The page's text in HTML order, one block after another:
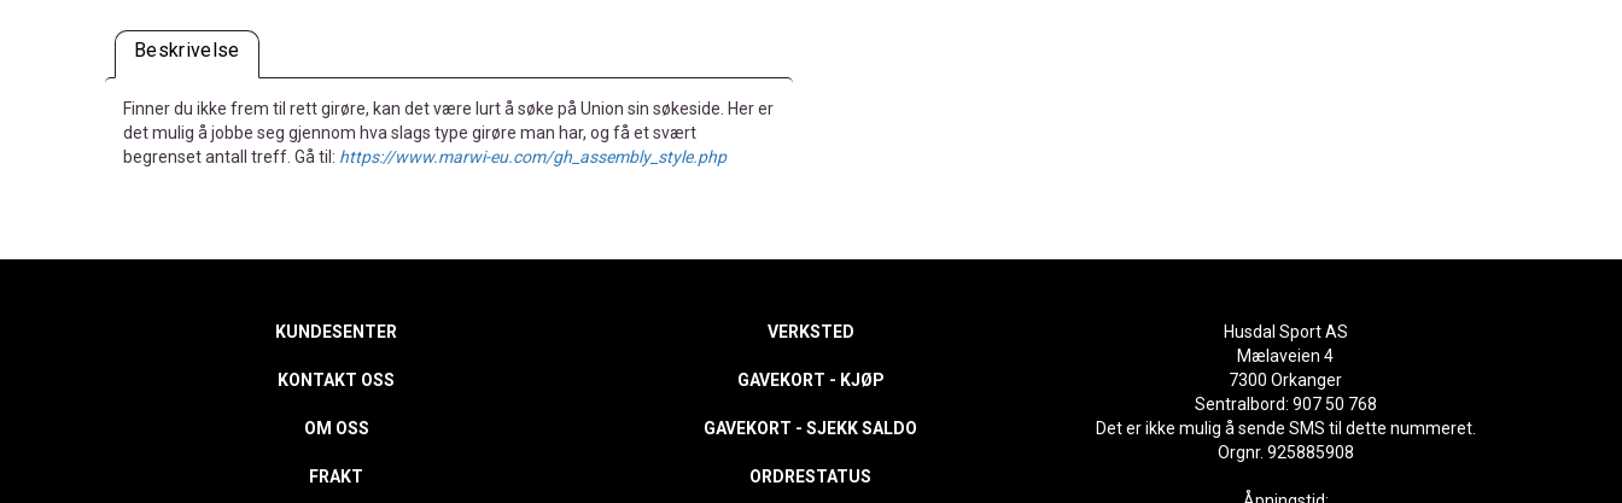
Beskrivelse
Finner du ikke frem til rett girøre, kan det være lurt å søke på Union sin søkeside. Her er
det mulig å jobbe seg gjennom hva slags type girøre man har, og få et svært
begrenset antall treff. Gå til: https://www.marwi-eu.com/gh_assembly_style.php
KUNDESENTER
KONTAKT OSS
OM OSS
FRAKT
VERKSTED
GAVEKORT - KJØP
GAVEKORT - SJEKK SALDO
ORDRESTATUS
Husdal Sport AS
Mælaveien 4
7300 Orkanger
Sentralbord: 907 50 768
Det er ikke mulig å sende SMS til dette nummeret.
Orgnr. 925885908